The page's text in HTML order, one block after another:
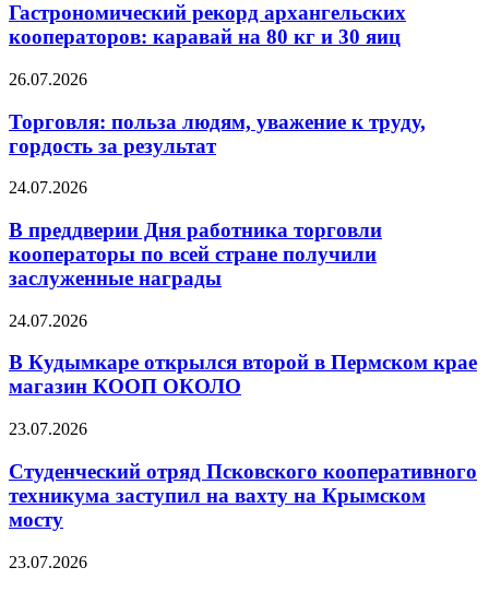
Гастрономический рекорд архангельских
кооператоров: каравай на 80 кг и 30 яиц
26.07.2026
Торговля: польза людям, уважение к труду,
гордость за результат
24.07.2026
В преддверии Дня работника торговли
кооператоры по всей стране получили
заслуженные награды
24.07.2026
В Кудымкаре открылся второй в Пермском крае
магазин КООП ОКОЛО
23.07.2026
Студенческий отряд Псковского кооперативного
техникума заступил на вахту на Крымском
мосту
23.07.2026